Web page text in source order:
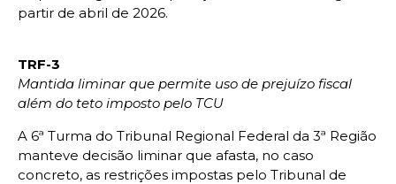
partir de abril de 2026.
TRF-3
Mantida liminar que permite uso de prejuízo fiscal
além do teto imposto pelo TCU
A 6ª Turma do Tribunal Regional Federal da 3ª Região
manteve decisão liminar que afasta, no caso
concreto, as restrições impostas pelo Tribunal de